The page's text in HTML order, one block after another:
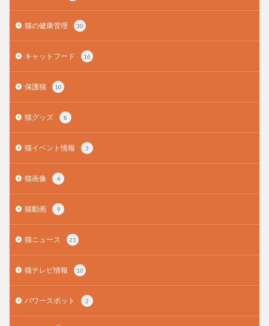
猫の健康管理 30
キャットフード 16
保護猫 10
猫グッズ 8
猫イベント情報 3
猫画像 4
猫動画 9
猫ニュース 21
猫テレビ情報 10
パワースポット 2